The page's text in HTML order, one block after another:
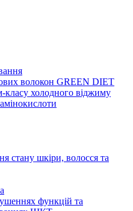
волокон GREEN DIET
класу холодного віджиму
стану шкіри, волосся та
функцій та